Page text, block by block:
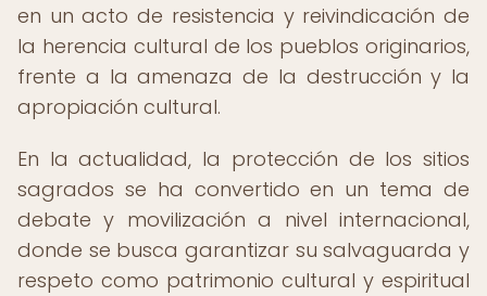
en un acto de resistencia y reivindicación de
la herencia cultural de los pueblos originarios,
frente a la amenaza de la destrucción y la
apropiación cultural.
En la actualidad, la protección de los sitios
sagrados se ha convertido en un tema de
debate y movilización a nivel internacional,
donde se busca garantizar su salvaguarda y
respeto como patrimonio cultural y espiritual